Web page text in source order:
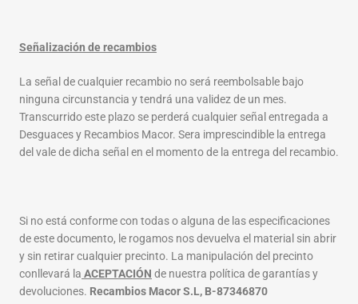
Señalización de recambios
La señal de cualquier recambio no será reembolsable bajo
ninguna circunstancia y tendrá una validez de un mes.
Transcurrido este plazo se perderá cualquier señal entregada a
Desguaces y Recambios Macor. Sera imprescindible la entrega
del vale de dicha señal en el momento de la entrega del recambio.
Si no está conforme con todas o alguna de las especificaciones
de este documento, le rogamos nos devuelva el material sin abrir
y sin retirar cualquier precinto. La manipulación del precinto
conllevará la ACEPTACIÓN de nuestra política de garantías y
devoluciones. Recambios Macor S.L, B-87346870